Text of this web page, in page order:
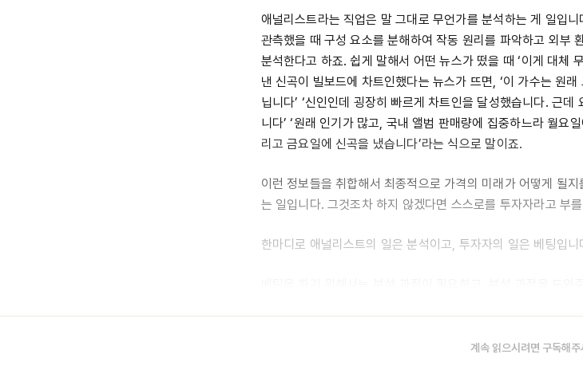
애널리스트라는 직업은 말 그대로 무언가를 분석하는 게 일입
관측했을 때 구성 요소를 분해하여 작동 원리를 파악하고 외부
분석한다고 하죠. 쉽게 말해서 어떤 뉴스가 떴을 때 ‘이게 대체
낸 신곡이 빌보드에 차트인했다는 뉴스가 뜨면, ‘이 가수는 원
닙니다’ ‘신인인데 굉장히 빠르게 차트인을 달성했습니다. 근
니다’ ‘원래 인기가 많고, 국내 앨범 판매량에 집중하느라 월요
리고 금요일에 신곡을 냈습니다’라는 식으로 말이죠.
이런 정보들을 취합해서 최종적으로 가격의 미래가 어떻게 될
는 일입니다. 그것조차 하지 않겠다면 스스로를 투자자라고 부
한마디로 애널리스트의 일은 분석이고, 투자자의 일은 베팅입니
계속 읽으시려면 구독해주